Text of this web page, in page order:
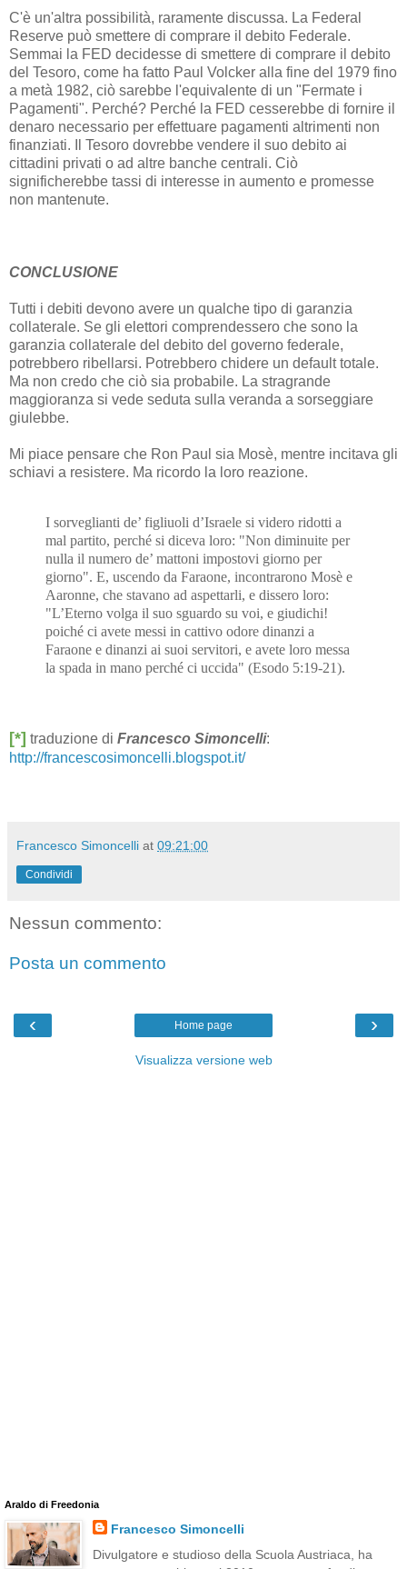
C'è un'altra possibilità, raramente discussa. La Federal
Reserve può smettere di comprare il debito Federale.
Semmai la FED decidesse di smettere di comprare il debito
del Tesoro, come ha fatto Paul Volcker alla fine del 1979 fino
a metà 1982, ciò sarebbe l'equivalente di un "Fermate i
Pagamenti". Perché? Perché la FED cesserebbe di fornire il
denaro necessario per effettuare pagamenti altrimenti non
finanziati. Il Tesoro dovrebbe vendere il suo debito ai
cittadini privati o ad altre banche centrali. Ciò
significherebbe tassi di interesse in aumento e promesse
non mantenute.
CONCLUSIONE
Tutti i debiti devono avere un qualche tipo di garanzia
collaterale. Se gli elettori comprendessero che sono la
garanzia collaterale del debito del governo federale,
potrebbero ribellarsi. Potrebbero chidere un default totale.
Ma non credo che ciò sia probabile. La stragrande
maggioranza si vede seduta sulla veranda a sorseggiare
giulebbe.
Mi piace pensare che Ron Paul sia Mosè, mentre incitava gli
schiavi a resistere. Ma ricordo la loro reazione.
I sorveglianti de’ figliuoli d’Israele si videro ridotti a
mal partito, perché si diceva loro: "Non diminuite per
nulla il numero de’ mattoni impostovi giorno per
giorno". E, uscendo da Faraone, incontrarono Mosè e
Aaronne, che stavano ad aspettarli, e dissero loro:
"L’Eterno volga il suo sguardo su voi, e giudichi!
poiché ci avete messi in cattivo odore dinanzi a
Faraone e dinanzi ai suoi servitori, e avete loro messa
la spada in mano perché ci uccida" (Esodo 5:19-21).
[*] traduzione di Francesco Simoncelli:
http://francescosimoncelli.blogspot.it/
Francesco Simoncelli at 09:21:00
Condividi
Nessun commento:
Posta un commento
‹ ›
Home page
Visualizza versione web
Araldo di Freedonia
Francesco Simoncelli
Divulgatore e studioso della Scuola Austriaca, ha